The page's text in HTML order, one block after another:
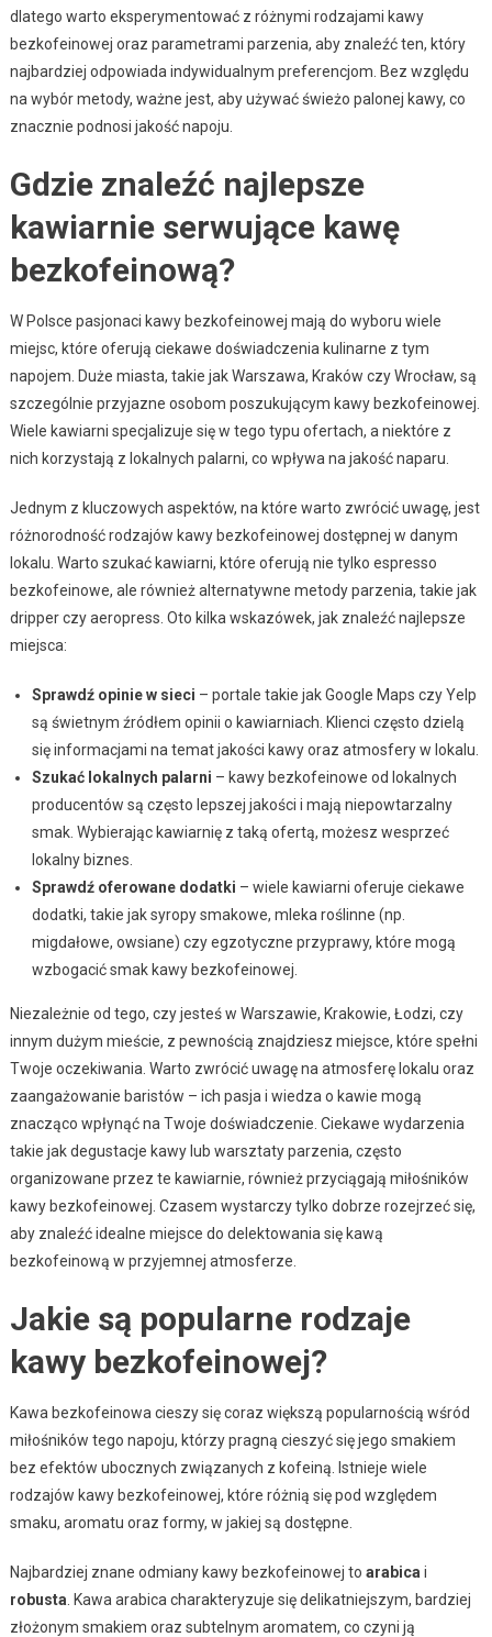
dlatego warto eksperymentować z różnymi rodzajami kawy
bezkofeinowej oraz parametrami parzenia, aby znaleźć ten, który
najbardziej odpowiada indywidualnym preferencjom. Bez względu
na wybór metody, ważne jest, aby używać świeżo palonej kawy, co
znacznie podnosi jakość napoju.
Gdzie znaleźć najlepsze
kawiarnie serwujące kawę
bezkofeinową?
W Polsce pasjonaci kawy bezkofeinowej mają do wyboru wiele
miejsc, które oferują ciekawe doświadczenia kulinarne z tym
napojem. Duże miasta, takie jak Warszawa, Kraków czy Wrocław, są
szczególnie przyjazne osobom poszukującym kawy bezkofeinowej.
Wiele kawiarni specjalizuje się w tego typu ofertach, a niektóre z
nich korzystają z lokalnych palarni, co wpływa na jakość naparu.
Jednym z kluczowych aspektów, na które warto zwrócić uwagę, jest
różnorodność rodzajów kawy bezkofeinowej dostępnej w danym
lokalu. Warto szukać kawiarni, które oferują nie tylko espresso
bezkofeinowe, ale również alternatywne metody parzenia, takie jak
dripper czy aeropress. Oto kilka wskazówek, jak znaleźć najlepsze
miejsca:
Sprawdź opinie w sieci – portale takie jak Google Maps czy Yelp
są świetnym źródłem opinii o kawiarniach. Klienci często dzielą
się informacjami na temat jakości kawy oraz atmosfery w lokalu.
Szukać lokalnych palarni – kawy bezkofeinowe od lokalnych
producentów są często lepszej jakości i mają niepowtarzalny
smak. Wybierając kawiarnię z taką ofertą, możesz wesprzeć
lokalny biznes.
Sprawdź oferowane dodatki – wiele kawiarni oferuje ciekawe
dodatki, takie jak syropy smakowe, mleka roślinne (np.
migdałowe, owsiane) czy egzotyczne przyprawy, które mogą
wzbogacić smak kawy bezkofeinowej.
Niezależnie od tego, czy jesteś w Warszawie, Krakowie, Łodzi, czy
innym dużym mieście, z pewnością znajdziesz miejsce, które spełni
Twoje oczekiwania. Warto zwrócić uwagę na atmosferę lokalu oraz
zaangażowanie baristów – ich pasja i wiedza o kawie mogą
znacząco wpłynąć na Twoje doświadczenie. Ciekawe wydarzenia
takie jak degustacje kawy lub warsztaty parzenia, często
organizowane przez te kawiarnie, również przyciągają miłośników
kawy bezkofeinowej. Czasem wystarczy tylko dobrze rozejrzeć się,
aby znaleźć idealne miejsce do delektowania się kawą
bezkofeinową w przyjemnej atmosferze.
Jakie są popularne rodzaje
kawy bezkofeinowej?
Kawa bezkofeinowa cieszy się coraz większą popularnością wśród
miłośników tego napoju, którzy pragną cieszyć się jego smakiem
bez efektów ubocznych związanych z kofeiną. Istnieje wiele
rodzajów kawy bezkofeinowej, które różnią się pod względem
smaku, aromatu oraz formy, w jakiej są dostępne.
Najbardziej znane odmiany kawy bezkofeinowej to arabica i
robusta . Kawa arabica charakteryzuje się delikatniejszym, bardziej
złożonym smakiem oraz subtelnym aromatem, co czyni ją